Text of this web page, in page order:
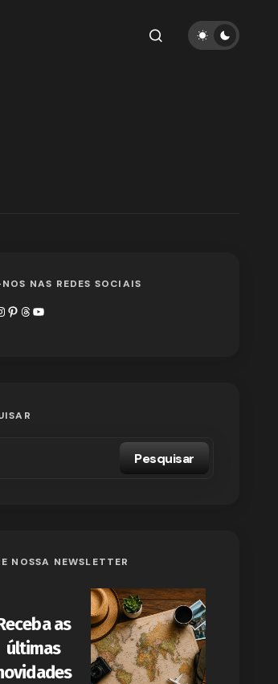
NAS REDES SOCIAIS
Pesquisar
NOSSA NEWSLETTER
as
últimas